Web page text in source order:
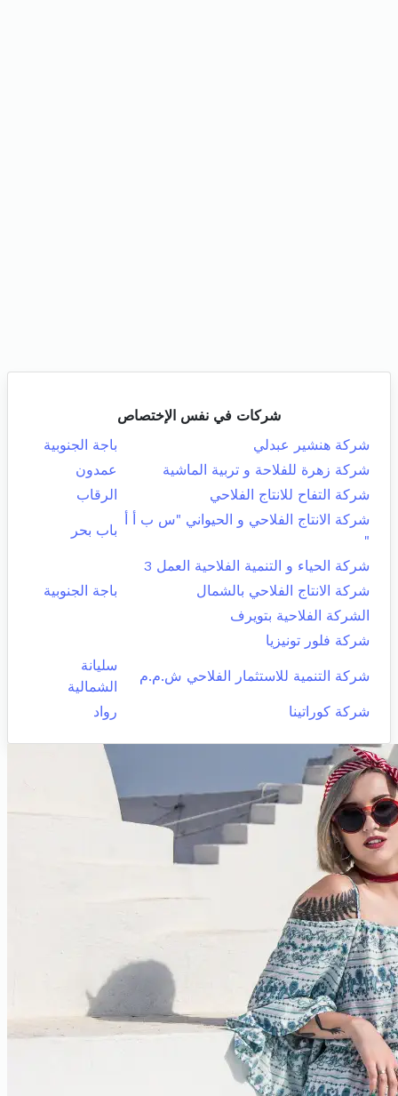
شركات في نفس الإختصاص
شركة هنشير عبدلي
باجة الجنوبية
شركة زهرة للفلاحة و تربية الماشية
عمدون
شركة التفاح للانتاج الفلاحي
الرقاب
شركة الانتاج الفلاحي و الحيواني "س ب أ أ
"
باب بحر
شركة الحياء و التنمية الفلاحية العمل 3
شركة الانتاج الفلاحي بالشمال
باجة الجنوبية
الشركة الفلاحية بتويرف
شركة فلور تونيزيا
شركة التنمية للاستثمار الفلاحي ش.م.م
سليانة
الشمالية
شركة كوراتينا
رواد